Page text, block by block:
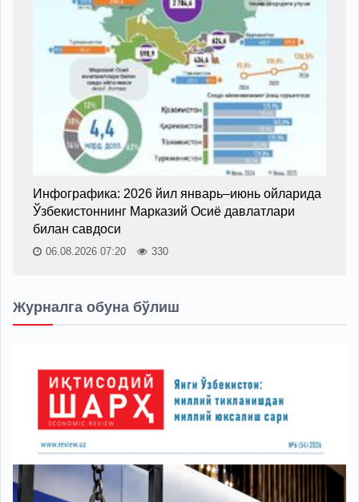
Инфографика: 2026 йил январь–июнь ойларида
Ўзбекистоннинг Марказий Осиё давлатлари
билан савдоси
06.08.2026 07:20 330
Журналга обуна бўлиш